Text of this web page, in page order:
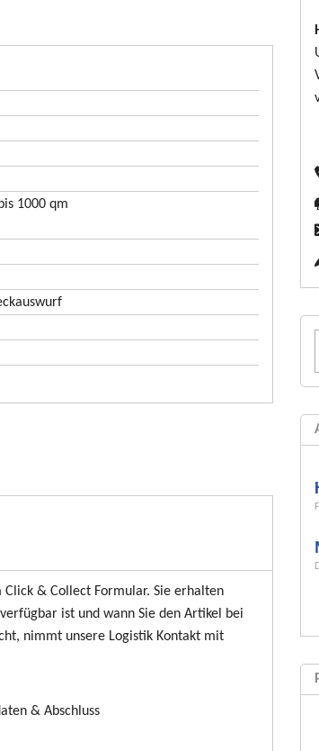
1000 qm
& Collect Formular. Sie erhalten
ist und wann Sie den Artikel bei
nimmt unsere Logistik Kontakt mit
& Abschluss
l